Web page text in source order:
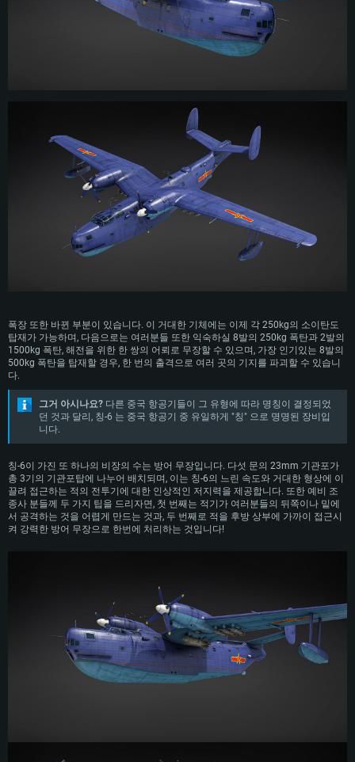
시스템 요구사항
PC
MAC
프로세서: 2.2 GHz 듀얼코어 이상
메모리: 4GB
그래픽 카드: DirectX 11 이상을 지원하는 AMD Radeon 77XX / NVIDIA
GeForce GT 660. 최소 사양 해상도: 720p
네트워크: 브로드밴드 인터넷
여유 저장 공간: 22.1 GB (최소 클라이언트)
운영체제: Windows 10/11 (64 bit)
프로세서: Intel Core i5 또는 Ryzen 5 3600 이상
메모리: 16 GB 이상
여유 저장 공간: 62.2 GB (전체 클라이언트)
프로세서: 최소 2.2 GHz의 Core i5 (Intel Xeon 은 지원하지 않습니다)
메모리: 6 GB
그래픽 카드: Metal 을 지원하는 Intel Iris Pro 5200 (Mac), 혹은 이와 비슷한 성
능을 가지는 Mac 버전의 AMD/Nvidia. 최소 해상도: 720p
네트워크: 브로드밴드 인터넷
여유 저장 공간: 22.1 GB (최소 클라이언트)
운영체제: Mac OS Big Sur 11.0
프로세서: Core i7 (Intel Xeon 은 지원하지 않습니다)
메모리: 8 GB
여유 저장 공간: 62.2 GB (전체 클라이언트)
프로세서: 2.4 GHz 듀얼코어
메모리: 4 GB
그래픽 카드: Vulkan 을 지원하고, 최신 그래픽 드라이버를 지원하는 NVIDIA
660 (6개월 미만) 혹은 그와 동급의 성능을 가지며 최신 그래픽 드라이버를 지
네트워크: 브로드밴드 인터넷
여유 저장 공간: 22.1 GB (최소 클라이언트)
권장 사양
운영체제: Ubuntu 20.04 64bit
프로세서: Intel Core i7
메모리: 16 GB
네트워크: 브로드밴드 인터넷
여유 저장 공간: 62.2 GB (전체 클라이언트)
폭장 또한 바뀐 부분이 있습니다. 이 거대한 기체에는 이제 각 250kg의 소이탄도
탑재가 가능하며, 다음으로는 여러분들 또한 익숙하실 8발의 250kg 폭탄과 2발의
1500kg 폭탄, 해전을 위한 한 쌍의 어뢰로 무장할 수 있으며, 가장 인기있는 8발의
500kg 폭탄을 탑재할 경우, 한 번의 출격으로 여러 곳의 기지를 파괴할 수 있습니
다.
그거 아시나요? 다른 중국 항공기들이 그 유형에 따라 명칭이 결정되었
던 것과 달리, 칭-6 는 중국 항공기 중 유일하게 "칭" 으로 명명된 장비입
니다.
칭-6이 가진 또 하나의 비장의 수는 방어 무장입니다. 다섯 문의 23mm 기관포가
총 3기의 기관포탑에 나누어 배치되며, 이는 칭-6의 느린 속도와 거대한 형상에 이
끌려 접근하는 적의 전투기에 대한 인상적인 저지력을 제공합니다. 또한 예비 조
종사 분들께 두 가지 팁을 드리자면, 첫 번째는 적기가 여러분들의 뒤쪽이나 밑에
서 공격하는 것을 어렵게 만드는 것과, 두 번째로 적을 후방 상부에 가까이 접근시
켜 강력한 방어 무장으로 한번에 처리하는 것입니다!